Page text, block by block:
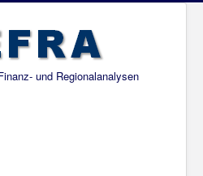
und Regionalanalysen